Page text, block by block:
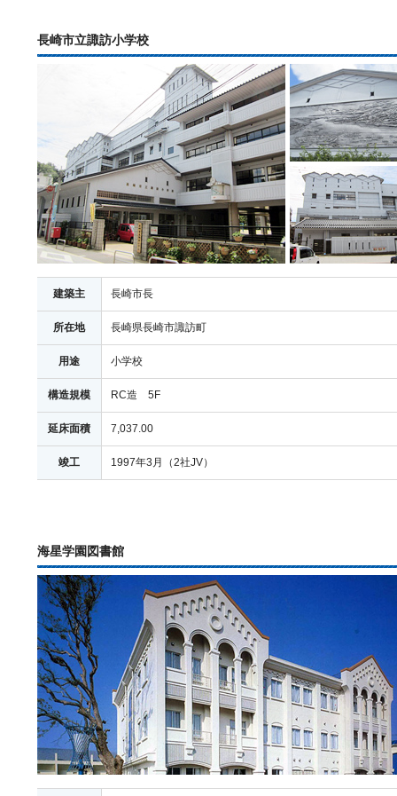
長崎市立諏訪小学校
建築主 長崎市長
所在地 長崎県長崎市諏訪町
用途 小学校
構造規模 RC造 5F
延床面積 7,037.00
竣工 1997年3月（2社JV）
海星学園図書館